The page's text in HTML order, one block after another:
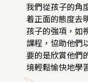
我們從孩子的角
着正面的態度去
孩子的強項，如
課程，協助他們
要的是欣賞他們
境輕鬆愉快地學